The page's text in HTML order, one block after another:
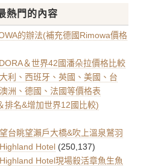
熱門的內容
的辦法(補充德國Rimowa價格
＆世界42國潘朵拉價格比較
利、西班牙、英國、美國、台
洲、德國、法國等價格表
排名&增加世界12國比較)
台眺望瀨戶大橋&吹上溫泉鷲羽
Hotel (250,137)
Hotel現場殺活章魚生魚